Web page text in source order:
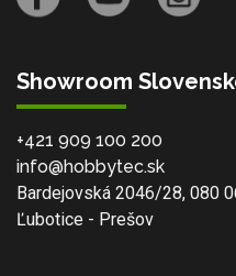
Showroom
+421 909 100 200
info@hobbytec.sk
Bardejovská 2046/28, 080
Ľubotice - Prešov